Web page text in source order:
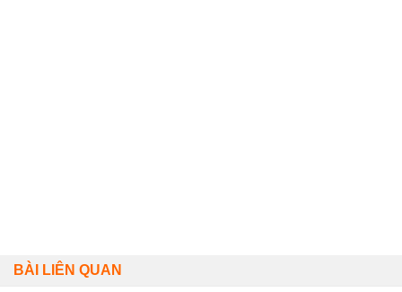
BÀI LIÊN QUAN